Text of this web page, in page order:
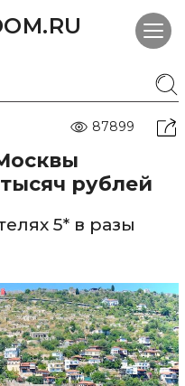
87899
рублей
5* в разы